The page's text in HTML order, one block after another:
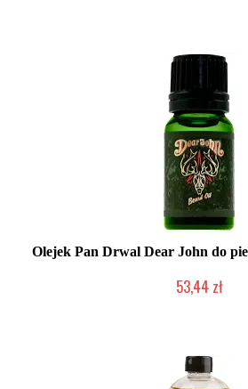
Olejek Pan Drwal Dear John do
53,44 zł